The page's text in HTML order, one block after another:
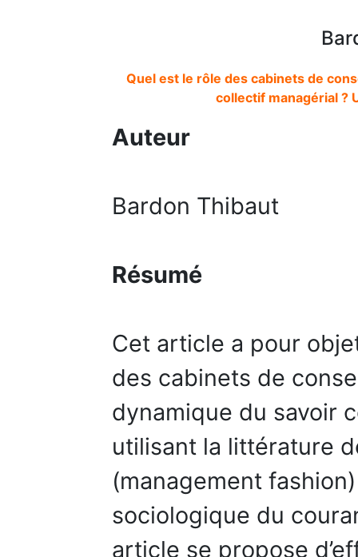
Quel est le rôle des cabinets de
collectif managérial ?
Auteur
Bardon Thibaut
Résumé
Cet article a pour
des cabinets de
dynamique du savoir
utilisant la littérature
(management
sociologique du
article se propose